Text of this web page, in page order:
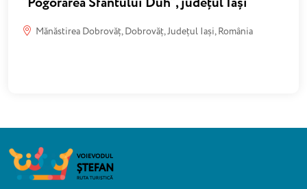
Mănăstirea Dobrovăț, Dobrovăț, Județul Iași, România